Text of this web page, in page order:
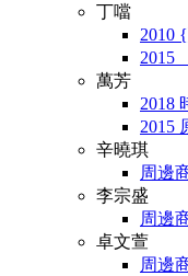
丁噹
2010
2015
萬芳
2018
2015
辛曉琪
周邊
李宗盛
周邊
卓文萱
周邊